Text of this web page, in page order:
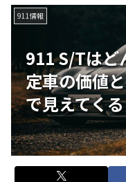
911 S/Tはど
定車の価値
で見えてく
911情報